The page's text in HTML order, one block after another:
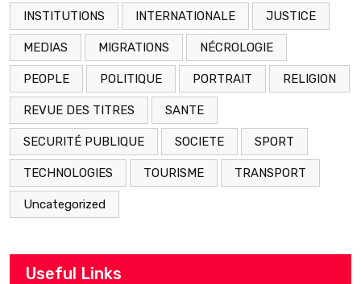
INSTITUTIONS INTERNATIONALE JUSTICE
MEDIAS MIGRATIONS NÉCROLOGIE
PEOPLE POLITIQUE PORTRAIT RELIGION
REVUE DES TITRES SANTE
SECURITÉ PUBLIQUE SOCIETE SPORT
TECHNOLOGIES TOURISME TRANSPORT
Uncategorized
Useful Links